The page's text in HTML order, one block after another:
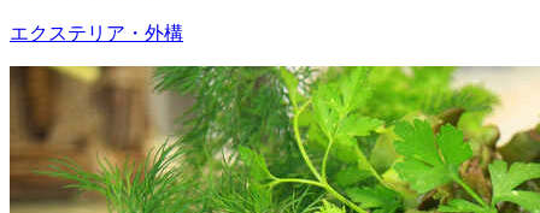
エクステリア・外構